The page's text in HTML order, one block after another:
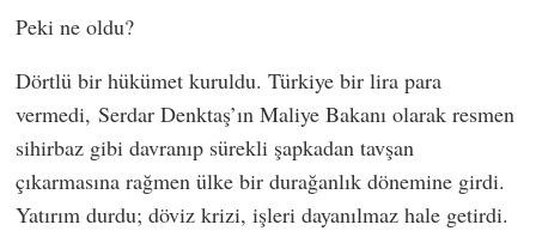
Peki ne oldu?
Dörtlü bir hükümet kuruldu. Türkiye bir lira para
vermedi, Serdar Denktaş’ın Maliye Bakanı olarak resmen
sihirbaz gibi davranıp sürekli şapkadan tavşan
çıkarmasına rağmen ülke bir durağanlık dönemine girdi.
Yatırım durdu; döviz krizi, işleri dayanılmaz hale getirdi.